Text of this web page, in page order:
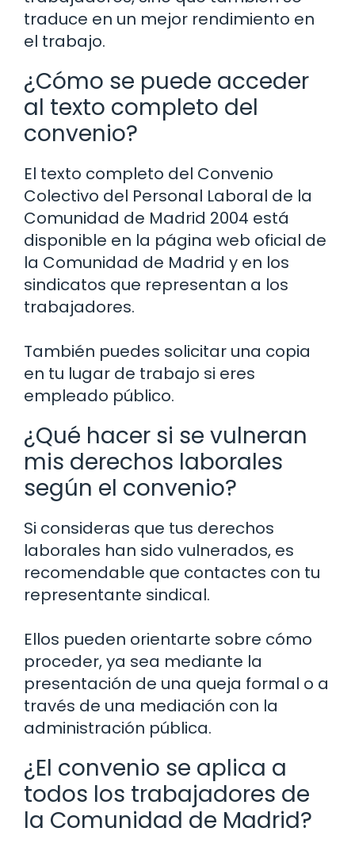
traduce en un mejor rendimiento en
el trabajo.
¿Cómo se puede acceder
al texto completo del
convenio?
El texto completo del Convenio
Colectivo del Personal Laboral de la
Comunidad de Madrid 2004 está
disponible en la página web oficial de
la Comunidad de Madrid y en los
sindicatos que representan a los
trabajadores.
También puedes solicitar una copia
en tu lugar de trabajo si eres
empleado público.
¿Qué hacer si se vulneran
mis derechos laborales
según el convenio?
Si consideras que tus derechos
laborales han sido vulnerados, es
recomendable que contactes con tu
representante sindical.
Ellos pueden orientarte sobre cómo
proceder, ya sea mediante la
presentación de una queja formal o a
través de una mediación con la
administración pública.
¿El convenio se aplica a
todos los trabajadores de
la Comunidad de Madrid?